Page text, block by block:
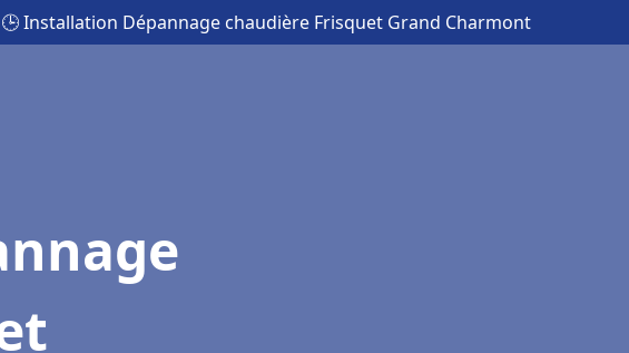
🕒 Installation Dépannage chaudière Frisquet Grand Charmont